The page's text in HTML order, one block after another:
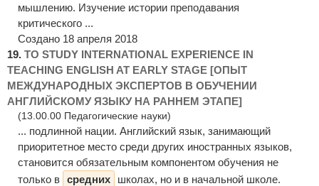
мышлению. Изучение истории преподавания
критического ...
Создано 18 апреля 2018
19. TO STUDY INTERNATIONAL EXPERIENCE IN
TEACHING ENGLISH AT EARLY STAGE [ОПЫТ
МЕЖДУНАРОДНЫХ ЭКСПЕРТОВ В ОБУЧЕНИИ
АНГЛИЙСКОМУ ЯЗЫКУ НА РАННЕМ ЭТАПЕ]
(13.00.00 Педагогические науки)
... подлинной нации. Английский язык, занимающий
приоритетное место среди других иностранных языков,
становится обязательным компонентом обучения не
только в средних
школах, но и в начальной школе.